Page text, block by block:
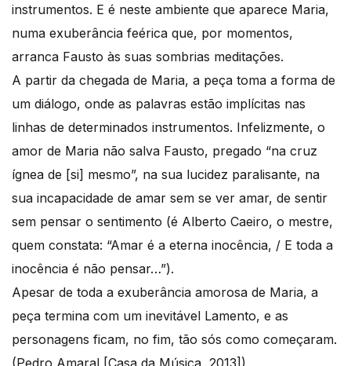
instrumentos. E é neste ambiente que aparece Maria,
numa exuberância feérica que, por momentos,
arranca Fausto às suas sombrias meditações.
A partir da chegada de Maria, a peça toma a forma de
um diálogo, onde as palavras estão implícitas nas
linhas de determinados instrumentos. Infelizmente, o
amor de Maria não salva Fausto, pregado “na cruz
ígnea de [si] mesmo”, na sua lucidez paralisante, na
sua incapacidade de amar sem se ver amar, de sentir
sem pensar o sentimento (é Alberto Caeiro, o mestre,
quem constata: “Amar é a eterna inocência, / E toda a
inocência é não pensar…”).
Apesar de toda a exuberância amorosa de Maria, a
peça termina com um inevitável Lamento, e as
personagens ficam, no fim, tão sós como começaram.
(Pedro Amaral [Casa da Música, 2013])